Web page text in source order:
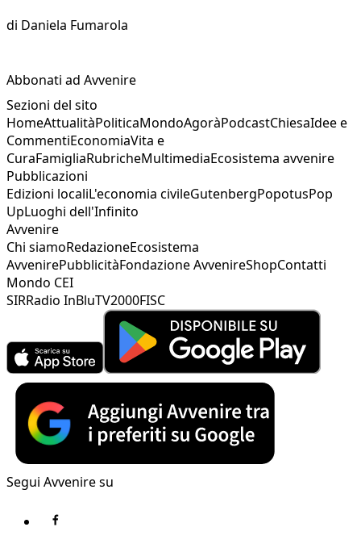
di Daniela Fumarola
Abbonati ad Avvenire
Sezioni del sito
HomeAttualitàPoliticaMondoAgoràPodcastChiesaIdee e
CommentiEconomiaVita e
CuraFamigliaRubricheMultimediaEcosistema avvenire
Pubblicazioni
Edizioni localiL'economia civileGutenbergPopotusPop
UpLuoghi dell'Infinito
Avvenire
Chi siamoRedazioneEcosistema
AvvenirePubblicitàFondazione AvvenireShopContatti
Mondo CEI
SIRRadio InBluTV2000FISC
Segui Avvenire su